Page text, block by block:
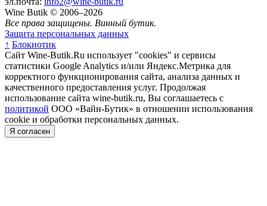
Wine Butik © 2006–2026
Все права защищены. Винный бутик.
Защита персональных данных
↑ Блокнотик
Сайт Wine-Butik.Ru использует "cookies" и сервисы
статистики Google Analytics и/или Яндекс.Метрика для
корректного функционирования сайта, анализа данных и
качественного предоставления услуг. Продолжая
использование сайта wine-butik.ru, Вы соглашаетесь с
политикой ООО «Вайн-Бутик» в отношении использования
cookie и обработки персональных данных.
Я согласен